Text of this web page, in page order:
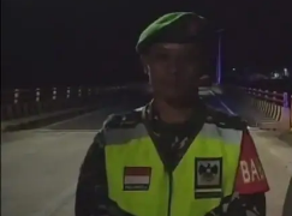
yang
relatif